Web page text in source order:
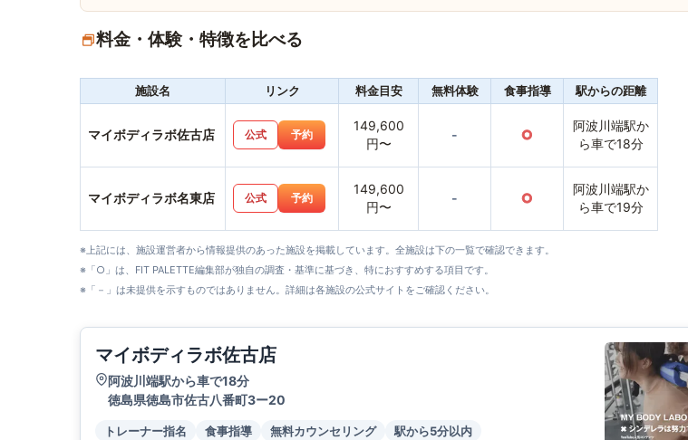
料金・体験・特徴を比べる
施設名 リンク 料金目安 無料体験 食事指導 駅からの距離
マイボディラボ佐古店 公式 予約
149,600
円〜
- ○
阿波川端駅か
ら車で18分
マイボディラボ名東店 公式 予約
149,600
円〜
- ○
阿波川端駅か
ら車で19分
※上記には、施設運営者から情報提供のあった施設を掲載しています。全施設は下の一覧で確認できます。
※「○」は、FIT PALETTE編集部が独自の調査・基準に基づき、特におすすめする項目です。
※「－」は未提供を示すものではありません。詳細は各施設の公式サイトをご確認ください。
マイボディラボ佐古店
阿波川端駅から車で18分
徳島県徳島市佐古八番町3ー20
トレーナー指名 食事指導 無料カウンセリング 駅から5分以内